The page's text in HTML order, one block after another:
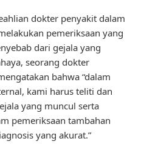
dokter penyakit dalam
pemeriksaan yang
dari gejala yang
seorang dokter
bahwa “dalam
kami harus teliti dan
yang muncul serta
pemeriksaan tambahan
yang akurat.”